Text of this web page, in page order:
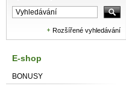
Rozšířené vyhledávání
E-shop
BONUSY